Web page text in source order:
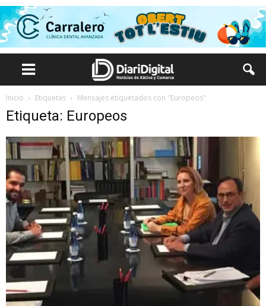
Inicio Etiquetas Mensajes etiquetados con "Europeos"
Etiqueta: Europeos